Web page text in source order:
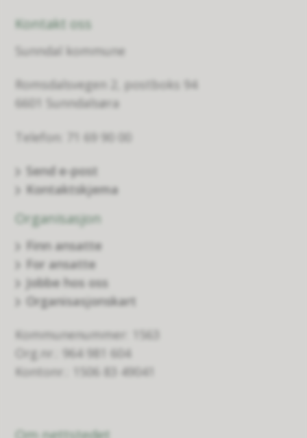
Kontakt oss
Sunndal kommune
Romsdalsvegen 2, postboks 94
6601 Sunndalsøra
Telefon: 71 69 90 00
Send e-post
Kontaktskjema
Organisasjon
Finn ansatte
For ansatte
Jobbe hos oss
Organisasjonskart
Kommunenummer: 1563
Org.nr.: 964 981 604
Kontonr.: 1506 83 49041